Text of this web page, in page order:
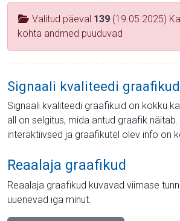
Valitud päeval 139 (19.05.2025)
kohta andmed puuduvad
Signaali kvaliteedi graafikud
Signaali kvaliteedi graafikuid on kokku
all on selgitus, mida antud graafik
interaktiivsed ja graafikutel olev info on
Reaalaja graafikud
Reaalaja graafikud kuvavad viimase
uuenevad iga minut.